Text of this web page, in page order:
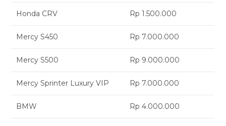
Honda CRV Rp 1.500.000
Mercy S450 Rp 7.000.000
Mercy S500 Rp 9.000.000
Mercy Sprinter Luxury VIP Rp 7.000.000
BMW Rp 4.000.000